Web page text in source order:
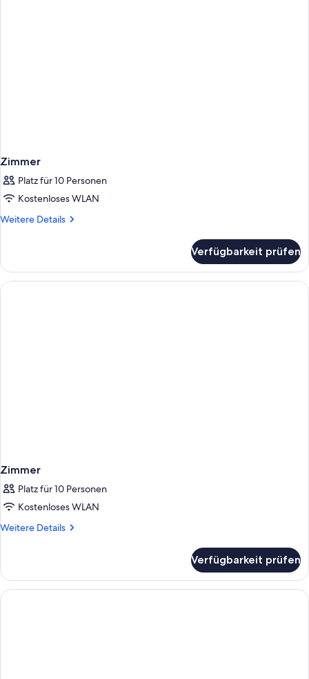
Zimmer
Platz für 10 Personen
Kostenloses WLAN
Weitere Details
Weitere
Verfügbarkeit prüfen
Zimmer
Platz für 10 Personen
Kostenloses WLAN
Weitere Details
Weitere
Verfügbarkeit prüfen